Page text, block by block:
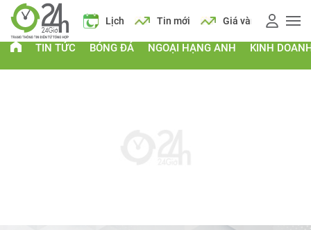
Giá xăng Lịch Tin mới Giá vàng Giá xăng
TIN TỨC BÓNG ĐÁ NGOẠI HẠNG ANH KINH